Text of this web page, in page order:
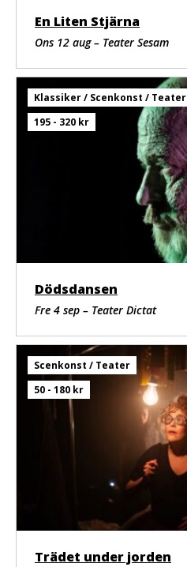
En Liten Stjärna
Ons 12 aug – Teater Sesam
Klassiker / Scenkonst / Teater
195 - 320 kr
Dödsdansen
Fre 4 sep – Teater Dictat
Scenkonst / Teater
50 - 180 kr
Trädet under jorden